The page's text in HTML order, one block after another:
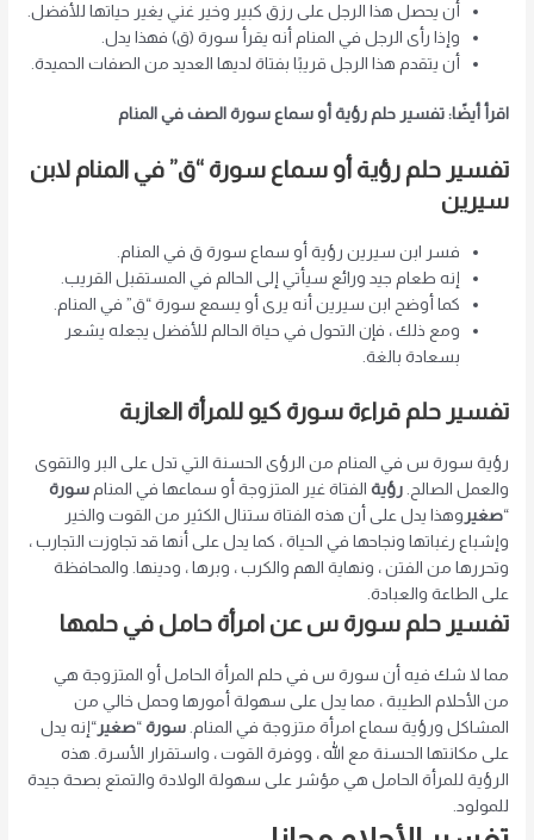
أن يحصل هذا الرجل على رزق كبير وخير غني يغير حياتها للأفضل.
وإذا رأى الرجل في المنام أنه يقرأ سورة (ق) فهذا يدل.
أن يتقدم هذا الرجل قريبًا بفتاة لديها العديد من الصفات الحميدة.
اقرأ أيضًا: تفسير حلم رؤية أو سماع سورة الصف في المنام
تفسير حلم رؤية أو سماع سورة “ق” في المنام لابن
سيرين
فسر ابن سيرين رؤية أو سماع سورة ق في المنام.
إنه طعام جيد ورائع سيأتي إلى الحالم في المستقبل القريب.
كما أوضح ابن سيرين أنه يرى أو يسمع سورة “ق” في المنام.
ومع ذلك ، فإن التحول في حياة الحالم للأفضل يجعله يشعر
بسعادة بالغة.
تفسير حلم قراءة سورة كيو للمرأة العازبة
رؤية سورة س في المنام من الرؤى الحسنة التي تدل على البر والتقوى
والعمل الصالح.رؤية الفتاة غير المتزوجة أو سماعها في المنامسورة
“صغير وهذا يدل على أن هذه الفتاة ستنال الكثير من القوت والخير
وإشباع رغباتها ونجاحها في الحياة ، كما يدل على أنها قد تجاوزت التجارب ،
وتحررها من الفتن ، ونهاية الهم والكرب ، وبرها ، ودينها. والمحافظة
على الطاعة والعبادة.
تفسير حلم سورة س عن امرأة حامل في حلمها
مما لا شك فيه أن سورة س في حلم المرأة الحامل أو المتزوجة هي
من الأحلام الطيبة ، مما يدل على سهولة أمورها وحمل خالي من
المشاكل ورؤية سماع امرأة متزوجة في المنام.سورة “صغير“إنه يدل
على مكانتها الحسنة مع الله ، ووفرة القوت ، واستقرار الأسرة. هذه
الرؤية للمرأة الحامل هي مؤشر على سهولة الولادة والتمتع بصحة جيدة
للمولود.